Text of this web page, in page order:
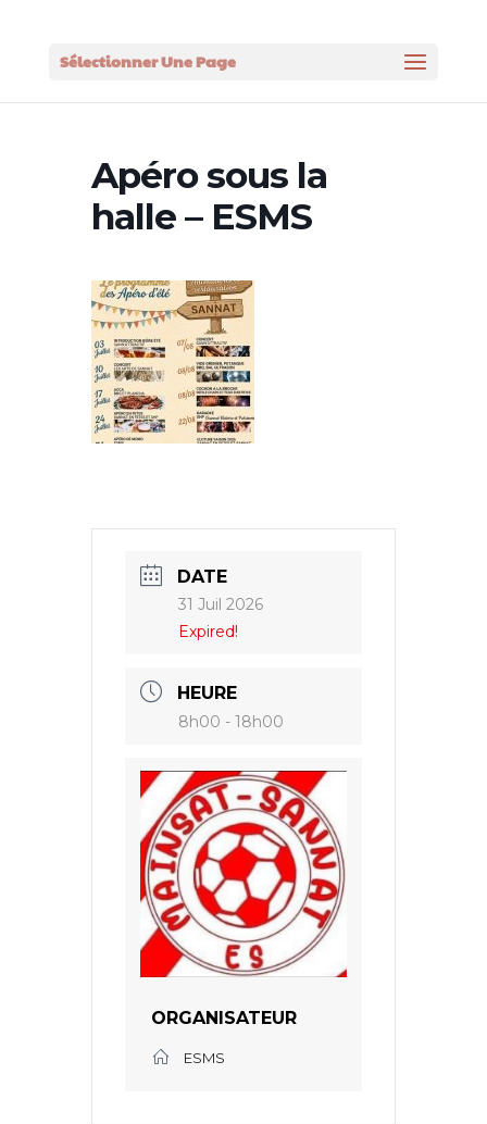
Sélectionner Une Page
Apéro sous la
halle – ESMS
DATE
31 Juil 2026
Expired!
HEURE
8h00 - 18h00
ORGANISATEUR
ESMS